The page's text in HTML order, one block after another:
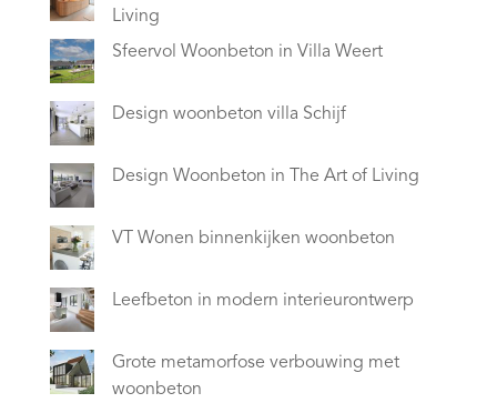
Living
Sfeervol Woonbeton in Villa Weert
Design woonbeton villa Schijf
Design Woonbeton in The Art of Living
VT Wonen binnenkijken woonbeton
Leefbeton in modern interieurontwerp
Grote metamorfose verbouwing met
woonbeton